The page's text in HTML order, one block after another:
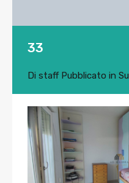
33
Di staffPubblicato in Su